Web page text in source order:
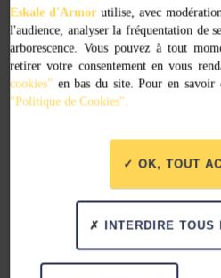
Bonnet Paimpol
15,00€
Ajouter au panier
Les produits
capitaineries des
Eskale d'Armorutilise, avec
l'audience, analyser la fréquentation de
arborescence. Vous pouvez à tout
retirer votre consentement en vous
cookies" en bas du site. Pour en savoir
"Politique de Cookies".
OK, TOUT
INTERDIRE TOUS